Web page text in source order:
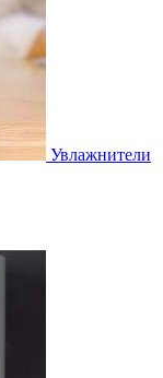
Увлажнители